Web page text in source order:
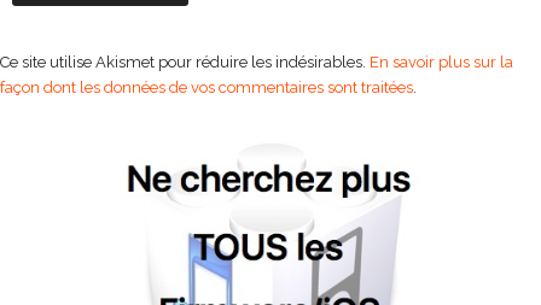
Ce site utilise Akismet pour réduire les indésirables. En savoir plus sur la
façon dont les données de vos commentaires sont traitées.